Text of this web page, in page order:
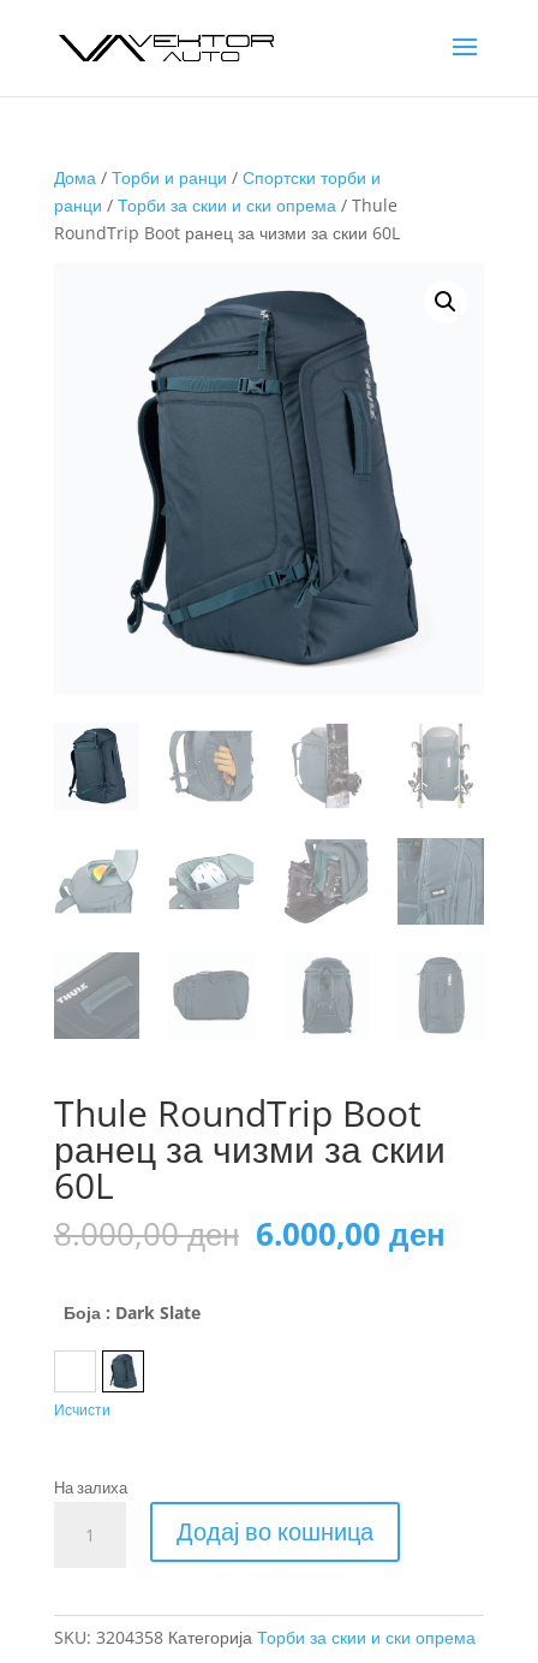
Дома/ Торби и ранци / Спортски торби и
ранци / Торби за скии и ски опрема/ Thule
RoundTrip Boot ранец за чизми за скии 60L
Thule RoundTrip Boot
ранец за чизми за скии
60L
8.000,00ден Original
price
6.000,00 ден
Боја : Dark Slate
Black Dark Slate
Исчисти
На залиха
RoundTrip
Додај во кошница
SKU: 3204358 Категорија Торби за скии и ски опрема